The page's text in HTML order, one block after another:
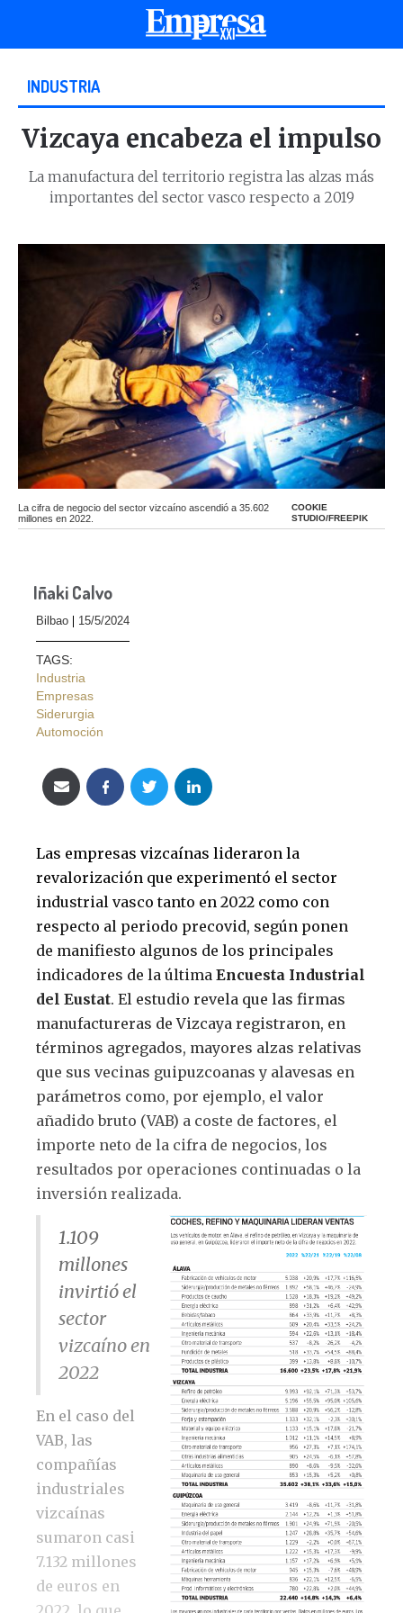
INDUSTRIA
Vizcaya encabeza el impulso
La manufactura del territorio registra las alzas más
importantes del sector vasco respecto a 2019
La cifra de negocio del sector vizcaíno ascendió a 35.602
millones en 2022.
COOKIE
STUDIO/FREEPIK
Iñaki Calvo
Bilbao 15/5/2024
TAGS:
Industria
Empresas
Siderurgia
Automoción
Las empresas vizcaínas lideraron la
revalorización que experimentó el sector
industrial vasco tanto en 2022 como con
respecto al periodo precovid, según ponen
de manifiesto algunos de los principales
indicadores de la última Encuesta Industrial
del Eustat. El estudio revela que las firmas
manufactureras de Vizcaya registraron, en
términos agregados, mayores alzas relativas
que sus vecinas guipuzcoanas y alavesas en
parámetros como, por ejemplo, el valor
añadido bruto (VAB) a coste de factores, el
importe neto de la cifra de negocios, los
resultados por operaciones continuadas o la
inversión realizada.
1.109
millones
invirtió el
sector
vizcaíno en
2022
En el caso del
VAB, las
compañías
industriales
vizcaínas
sumaron casi
7.132 millones
de euros en